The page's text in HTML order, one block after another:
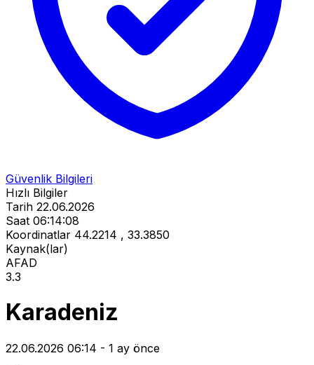
Güvenlik Bilgileri
Hızlı Bilgiler
Tarih 22.06.2026
Saat 06:14:08
Koordinatlar 44.2214 , 33.3850
Kaynak(lar)
AFAD
3.3
Karadeniz
22.06.2026 06:14 - 1 ay önce